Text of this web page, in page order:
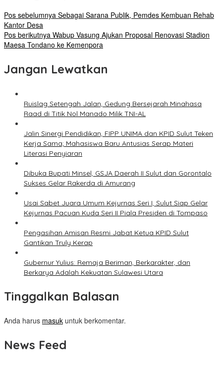
Pos sebelumnya Sebagai Sarana Publik, Pemdes Kembuan Rehab
Kantor Desa
Pos berikutnya Wabup Vasung Ajukan Proposal Renovasi Stadion
Maesa Tondano ke Kemenpora
Jangan Lewatkan
Ruislag Setengah Jalan, Gedung Bersejarah Minahasa
Raad di Titik Nol Manado Milik TNI-AL
Jalin Sinergi Pendidikan, FIPP UNIMA dan KPID Sulut Teken
Kerja Sama; Mahasiswa Baru Antusias Serap Materi
Literasi Penyiaran
Dibuka Bupati Minsel, GSJA Daerah II Sulut dan Gorontalo
Sukses Gelar Rakerda di Amurang
Usai Sabet Juara Umum Kejurnas Seri I, Sulut Siap Gelar
Kejurnas Pacuan Kuda Seri II Piala Presiden di Tompaso
Pengasihan Amisan Resmi Jabat Ketua KPID Sulut
Gantikan Truly Kerap
Gubernur Yulius: Remaja Beriman, Berkarakter, dan
Berkarya Adalah Kekuatan Sulawesi Utara
Tinggalkan Balasan
Anda harus masuk untuk berkomentar.
News Feed